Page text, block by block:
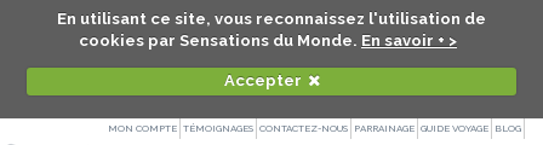
En utilisant ce site, vous reconnaissez l'utilisation de
cookies par Sensations du Monde. En savoir + >
Accepter
MON COMPTE TÉMOIGNAGES CONTACTEZ-NOUS PARRAINAGE GUIDE VOYAGE BLOG